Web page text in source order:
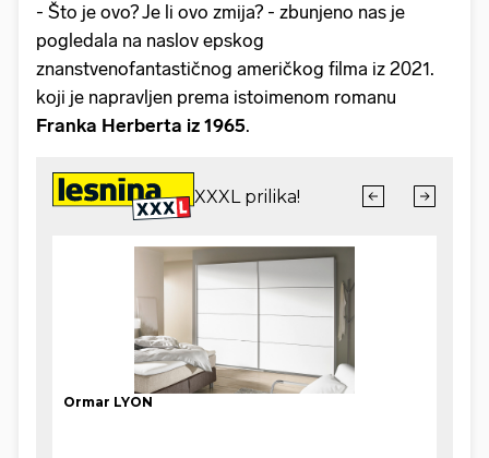
- Što je ovo? Je li ovo zmija? - zbunjeno nas je
pogledala na naslov epskog
znanstvenofantastičnog američkog filma iz 2021.
koji je napravljen prema istoimenom romanu
Franka Herberta iz 1965.